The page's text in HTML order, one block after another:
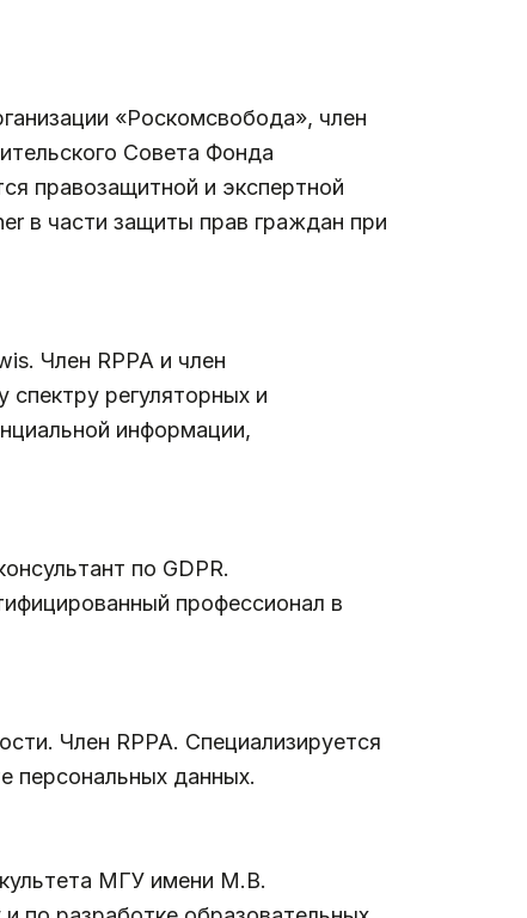
«Роскомсвобода», член
Совета Фонда
правозащитной и экспертной
в части защиты прав граждан при
Член RPPA и член
регуляторных и
информации,
по GDPR.
профессионал в
Член RPPA. Специализируется
персональных данных.
МГУ имени М.В.